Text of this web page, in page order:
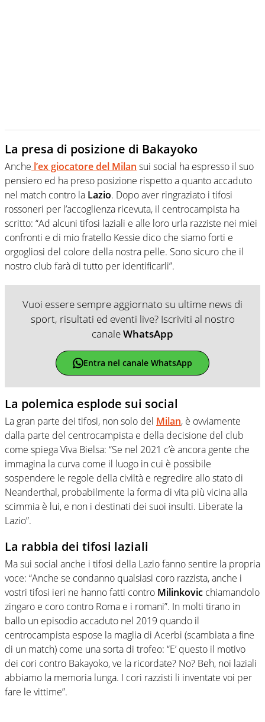
La presa di posizione di Bakayoko
Anche l’ex giocatore del Milan sui social ha espresso il suo
pensiero ed ha preso posizione rispetto a quanto accaduto
nel match contro la Lazio. Dopo aver ringraziato i tifosi
rossoneri per l’accoglienza ricevuta, il centrocampista ha
scritto: “Ad alcuni tifosi laziali e alle loro urla razziste nei miei
confronti e di mio fratello Kessie dico che siamo forti e
orgogliosi del colore della nostra pelle. Sono sicuro che il
nostro club farà di tutto per identificarli”.
Vuoi essere sempre aggiornato su ultime news di
sport, risultati ed eventi live? Iscriviti al nostro
canaleWhatsApp
Entra nel canale WhatsApp
La polemica esplode sui social
La gran parte dei tifosi, non solo del Milan, è ovviamente
dalla parte del centrocampista e della decisione del club
come spiega Viva Bielsa: “Se nel 2021 c’è ancora gente che
immagina la curva come il luogo in cui è possibile
sospendere le regole della civiltà e regredire allo stato di
Neanderthal, probabilmente la forma di vita più vicina alla
scimmia è lui, e non i destinati dei suoi insulti. Liberate la
Lazio”.
La rabbia dei tifosi laziali
Ma sui social anche i tifosi della Lazio fanno sentire la propria
voce: “Anche se condanno qualsiasi coro razzista, anche i
vostri tifosi ieri ne hanno fatti contro Milinkovic chiamandolo
zingaro e coro contro Roma e i romani”. In molti tirano in
ballo un episodio accaduto nel 2019 quando il
centrocampista espose la maglia di Acerbi (scambiata a fine
di un match) come una sorta di trofeo: “E’ questo il motivo
dei cori contro Bakayoko, ve la ricordate? No? Beh, noi laziali
abbiamo la memoria lunga. I cori razzisti li inventate voi per
fare le vittime”.